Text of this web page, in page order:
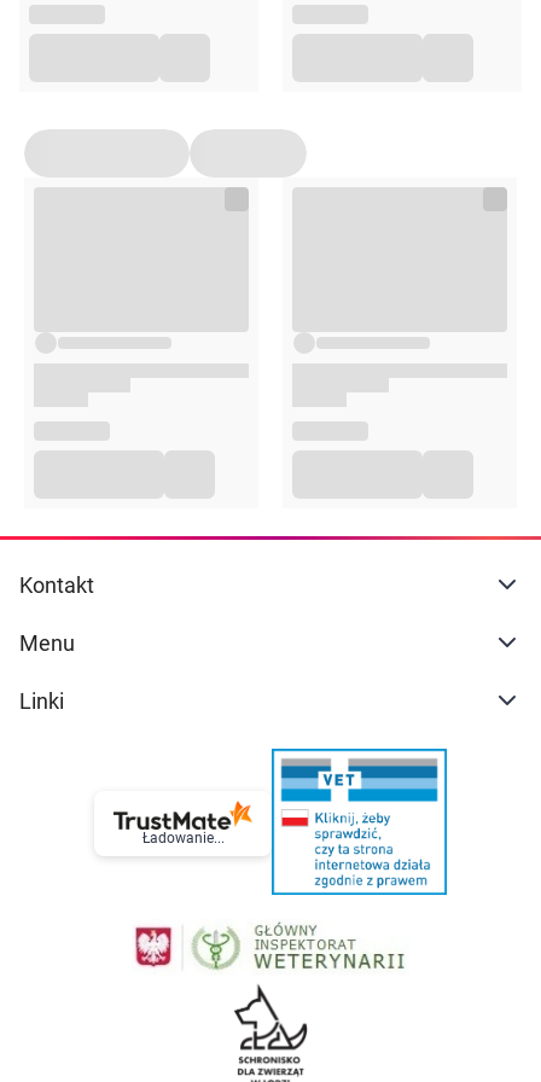
Nałóż na wilgotną skórę głowy i długość włosów.
5–10 minut. po tym czasie spłucz wodą.
Powtórz w razie potrzeby.
Kontakt
Menu
Linki
Ładowanie...